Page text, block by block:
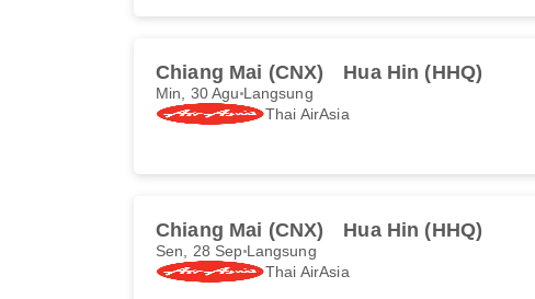
Chiang Mai (CNX) Hua Hin (HHQ)
Min, 30 Agu Langsung
Thai AirAsia
Chiang Mai (CNX) Hua Hin (HHQ)
Sen, 28 Sep Langsung
Thai AirAsia